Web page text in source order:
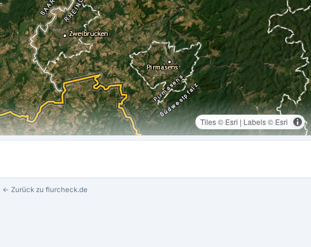
Tiles © Esri | Labels © Esri
← Zurück zu flurcheck.de